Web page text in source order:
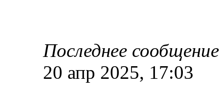
Последнее
20 апр 2025, 17:03